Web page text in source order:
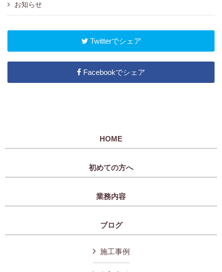
お知らせ
Twitterでシェア
Facebookでシェア
HOME
初めての方へ
業務内容
ブログ
施工事例